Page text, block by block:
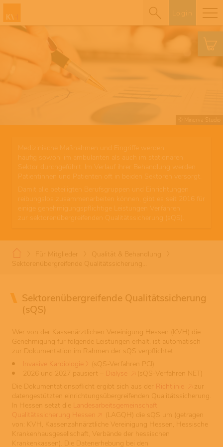
Login
Medizinische Maßnahmen und Eingriffe werden
häufig sowohl im ambulanten als auch im stationären
Sektor durchgeführt. Im Verlauf ihrer Behandlung werden
Patientinnen und Patienten oft in beiden Sektoren versorgt.
Damit alle beteiligten Berufsgruppen und Einrichtungen
reibungslos zusammenarbeiten können, gibt es seit 2016 für
einige genehmigungspflichtige Leistungen Verfahren
zur sektorenübergreifenden Qualitätssicherung (sQS).
Für Mitglieder
Qualität & Behandlung
Sektorenübergreifende Qualitätssicherung…
Sektorenübergreifende Qualitätssicherung
(sQS)
Wer von der Kassenärztlichen Vereinigung Hessen (KVH) die
Genehmigung für folgende Leistungen erhält, ist automatisch
zur Dokumentation im Rahmen der sQS verpflichtet:
Invasive Kardiologie
(sQS-Verfahren PCI)
2026 und 2027 pausiert –
Dialyse
(sQS-Verfahren NET)
Die Dokumentationspflicht ergibt sich aus der Richtlinie
zur
datengestützten einrichtungsübergreifenden Qualitätssicherung.
In Hessen setzt die Landesarbeitsgemeinschaft
Qualitätssicherung Hessen
(LAGQH) die sQS um (getragen
von: KVH, Kassenzahnärztliche Vereinigung Hessen, Hessische
Krankenhausgesellschaft, Verbände der hessischen
Krankenkassen). Die Datenerhebung bei den